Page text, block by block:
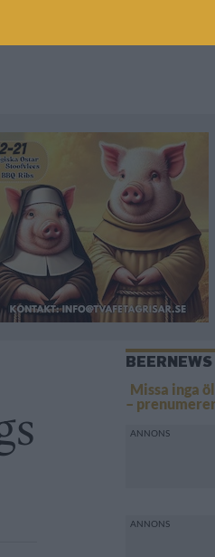
Missa inga
–